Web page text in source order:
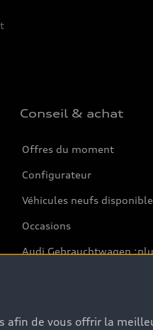
Conseil & achat
Offres du moment
Configurateur
Véhicules neufs
Occasions
Audi Gebrauchtwagen
afin de vous offrir la